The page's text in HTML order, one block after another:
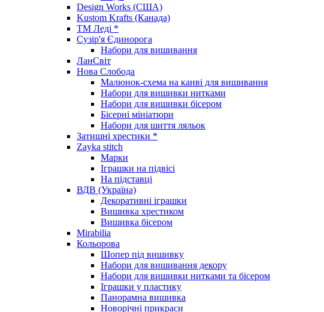
Design Works (США)
Kustom Krafts (Канада)
ТМ Леді *
Сузір'я Єдинорога
Набори для вишивання
ЛанСвіт
Нова Слобода
Малюнок-схема на канві для вишивання
Набори для вишивки нитками
Набори для вишивки бісером
Бісерні мініатюри
Набори для шиття ляльок
Затишні хрестики *
Zayka stitch
Марки
Іграшки на підвісі
На підставці
ВДВ (Україна)
Декоративні іграшки
Вишивка хрестиком
Вишивка бісером
Mirabilia
Кольорова
Шопер під вишивку
Набори для вишивання декору
Набори для вишивки нитками та бісером
Іграшки у пластику
Панорамна вишивка
Новорічні прикраси